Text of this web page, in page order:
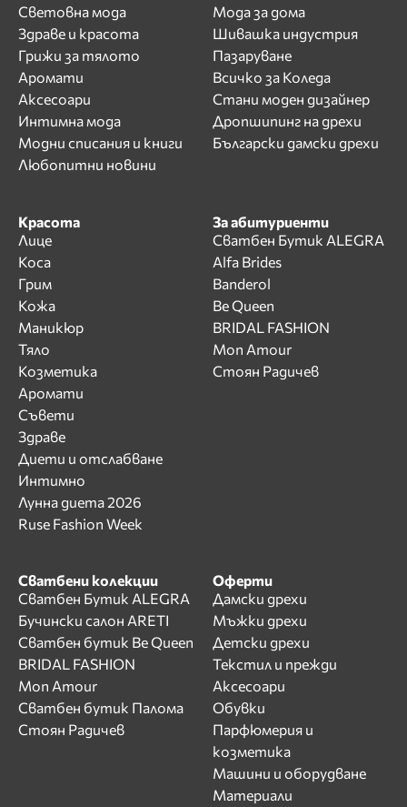
Световна мода
Здраве и красота
Грижи за тялото
Аромати
Аксесоари
Интимна мода
Модни списания и книги
Любопитни новини
Мода за дома
Шивашка индустрия
Пазаруване
Всичко за Коледа
Стани моден дизайнер
Дропшипинг на дрехи
Български дамски дрехи
Красота
Лице
Коса
Грим
Кожа
Маникюр
Тяло
Козметика
Аромати
Съвети
Здраве
Диети и отслабване
Интимно
Лунна диета 2026
Ruse Fashion Week
За абитуриенти
Сватбен Бутик ALEGRA
Alfa Brides
Banderol
Be Queen
BRIDAL FASHION
Mon Amour
Стоян Радичев
Сватбени колекции
Сватбен Бутик ALEGRA
Бучински салон ARETI
Сватбен бутик Be Queen
BRIDAL FASHION
Mon Amour
Сватбен бутик Палома
Стоян Радичев
Оферти
Дамски дрехи
Мъжки дрехи
Детски дрехи
Текстил и прежди
Аксесоари
Обувки
Парфюмерия и
козметика
Машини и оборудване
Материали